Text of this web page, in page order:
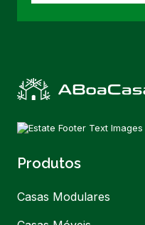
Produtos
Casas Modulares